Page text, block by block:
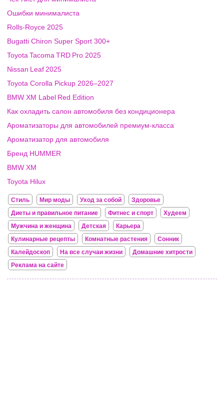
Ошибки минималиста
Rolls‑Royce 2025
Bugatti Chiron Super Sport 300+
Toyota Tacoma TRD Pro 2025
Nissan Leaf 2025
Toyota Corolla Pickup 2026–2027
BMW XM Label Red Edition
Как охладить салон автомобиля без кондиционера
Ароматизаторы для автомобилей премиум-класса
Ароматизатор для автомобиля
Бренд HUMMER
BMW XM
Toyota Hilux
Стиль Мир моды Уход за собой
Здоровье
Диеты и правильное питание
Фитнес и спорт
Худеем
Мужчина и женщина
Детская
Карьера
Кулинарные рецепты
Комнатные растения
Сонник
Калейдоскоп
На все случаи жизни
Домашние хитрости
Реклама на сайте